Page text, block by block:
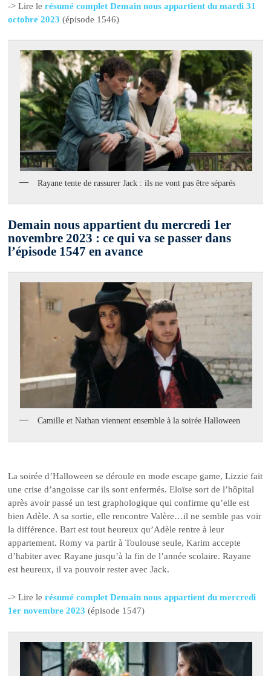
-> Lire lerésumé complet Demain nous appartient du mardi 31
octobre 2023 (épisode 1546)
Rayane tente de rassurer Jack : ils ne vont pas être séparés
Demain nous appartient du mercredi 1er
novembre 2023 : ce qui va se passer dans
l’épisode 1547 en avance
Camille et Nathan viennent ensemble à la soirée Halloween
La soirée d’Halloween se déroule en mode escape game, Lizzie fait
une crise d’angoisse car ils sont enfermés. Eloïse sort de l’hôpital
après avoir passé un test graphologique qui confirme qu’elle est
bien Adèle. A sa sortie, elle rencontre Valère…il ne semble pas voir
la différence. Bart est tout heureux qu’Adèle rentre à leur
appartement. Romy va partir à Toulouse seule, Karim accepte
d’habiter avec Rayane jusqu’à la fin de l’année scolaire. Rayane
est heureux, il va pouvoir rester avec Jack.
-> Lire lerésumé complet Demain nous appartient du mercredi
1er novembre 2023 (épisode 1547)